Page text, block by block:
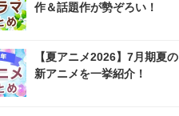
作＆話題作が勢ぞろい！
【夏アニメ2026】7月期夏の
新アニメを一挙紹介！